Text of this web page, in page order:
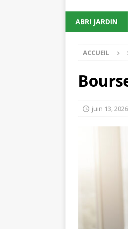
ABRI JARDIN
ACCUEIL
juin 13, 2026